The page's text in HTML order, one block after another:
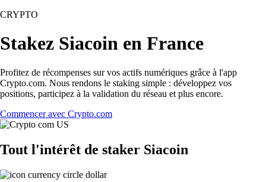
CRYPTO
Stakez Siacoin en France
Profitez de récompenses sur vos actifs numériques grâce à l'app
Crypto.com. Nous rendons le staking simple : développez vos
positions, participez à la validation du réseau et plus encore.
Commencer avec Crypto.com
Tout l'intérêt de staker Siacoin